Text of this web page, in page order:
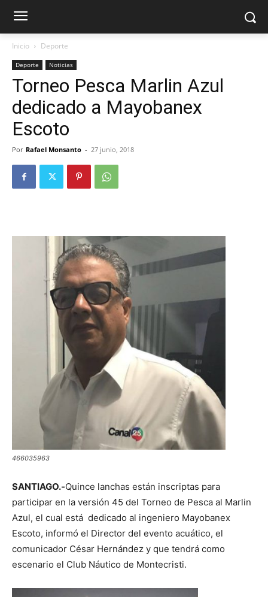
Inicio Deporte
Deporte Noticias
Torneo Pesca Marlin Azul
dedicado a Mayobanex
Escoto
Por Rafael Monsanto - 27 junio, 2018
466035963
SANTIAGO.-Quince lanchas están inscriptas para
participar en la versión 45 del Torneo de Pesca al Marlin
Azul, el cual está dedicado al ingeniero Mayobanex
Escoto, informó el Director del evento acuático, el
comunicador César Hernández y que tendrá como
escenario el Club Náutico de Montecristi.